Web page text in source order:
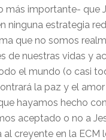
más importante- que
ninguna estrategia
que no somos
de nuestras vidas y
el mundo (o casi
la paz y el amor
hayamos hecho
aceptado o no a
al creyente en la ECM